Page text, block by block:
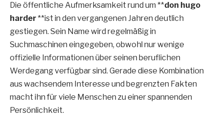
Die öffentliche Aufmerksamkeit rund um **don hugo
harder**ist in den vergangenen Jahren deutlich
gestiegen. Sein Name wird regelmäßig in
Suchmaschinen eingegeben, obwohl nur wenige
offizielle Informationen über seinen beruflichen
Werdegang verfügbar sind. Gerade diese Kombination
aus wachsendem Interesse und begrenzten Fakten
macht ihn für viele Menschen zu einer spannenden
Persönlichkeit.